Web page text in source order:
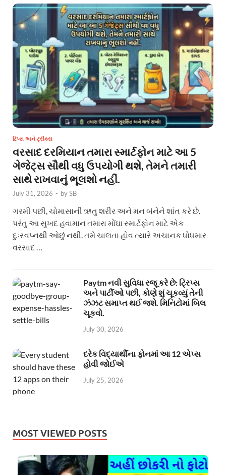
ટિપ્સ અને ટ્રીક્સ
વરસાદ દરમિયાન તમારા સ્માર્ટફોન માટે આ 5
ગેજેટ્સ સૌથી વધુ ઉપયોગી થશે, તેમને તમારી
સાથે રાખવાનું ભૂલશો નહીં.
July 31, 2026 - bySB
ગરમી પછી, ચોમાસાની ઋતુ શરીર અને મન બંનેને શાંત કરે છે.
પરંતુ આ સુખદ હવામાન તમારા મોંઘા સ્માર્ટફોન માટે એક
દુઃસ્વપ્નથી ઓછું નથી. તમે ચાલતા હોવ ત્યારે અચાનક ધોધમાર
વરસાદ …
Paytm નવી સુવિધા રજૂ કરે છે: ટ્રિપ્સ
અને પાર્ટીઓ પછી, કોણે શું ચૂકવ્યું તેની
ઝંઝટ સમાપ્ત થઈ જશે. મિનિટોમાં બિલ
ચૂકવો.
July 30, 2026
દરેક વિદ્યાર્થીના ફોનમાં આ 12 એપ્સ
હોવી જોઈએ
July 25, 2026
MOST VIEWED POSTS